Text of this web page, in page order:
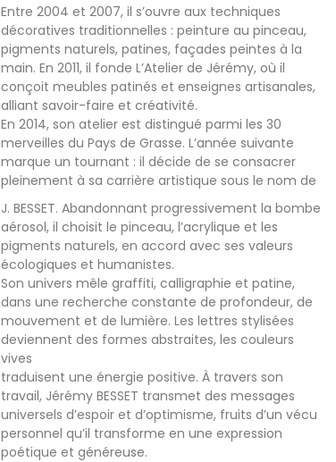
Entre 2004 et 2007, il s’ouvre aux techniques
décoratives traditionnelles : peinture au pinceau,
pigments naturels, patines, façades peintes à la
main. En 2011, il fonde L’Atelier de Jérémy, où il
conçoit meubles patinés et enseignes artisanales,
alliant savoir-faire et créativité.
En 2014, son atelier est distingué parmi les 30
merveilles du Pays de Grasse. L’année suivante
marque un tournant : il décide de se consacrer
pleinement à sa carrière artistique sous le nom de
J. BESSET. Abandonnant progressivement la bombe
aérosol, il choisit le pinceau, l’acrylique et les
pigments naturels, en accord avec ses valeurs
écologiques et humanistes.
Son univers mêle graffiti, calligraphie et patine,
dans une recherche constante de profondeur, de
mouvement et de lumière. Les lettres stylisées
deviennent des formes abstraites, les couleurs
vives
traduisent une énergie positive. À travers son
travail, Jérémy BESSET transmet des messages
universels d’espoir et d’optimisme, fruits d’un vécu
personnel qu’il transforme en une expression
poétique et généreuse.